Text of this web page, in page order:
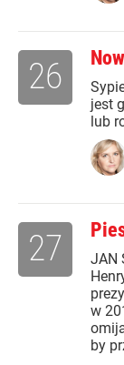
jest
lub
26
JAN
w
by
27